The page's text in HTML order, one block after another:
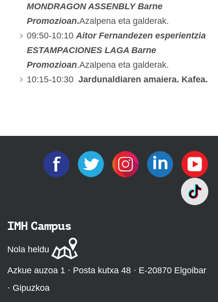
MONDRAGON ASSENBLY Barne
Promozioan.Azalpena eta galderak.
09:50-10:10 Aitor Fernandezen esperientzia
ESTAMPACIONES LAGA Barne
Promozioan.Azalpena eta galderak.
10:15-10:30 Jardunaldiaren amaiera. Kafea.
IMH Campus
Nola heldu
Azkue auzoa 1 · Posta kutxa 48 · E-20870 Elgoibar
· Gipuzkoa